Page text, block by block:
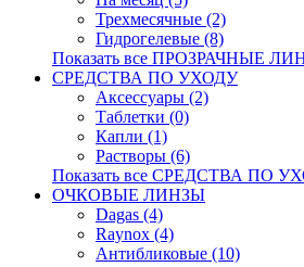
Трехмесячные (2)
Гидрогелевые (8)
Показать все ПРОЗРАЧНЫЕ
СРЕДСТВА ПО УХОДУ
Аксессуары (2)
Таблетки (0)
Капли (1)
Растворы (6)
Показать все СРЕДСТВА ПО
ОЧКОВЫЕ ЛИНЗЫ
Dagas (4)
Raynox (4)
Антибликовые (10)